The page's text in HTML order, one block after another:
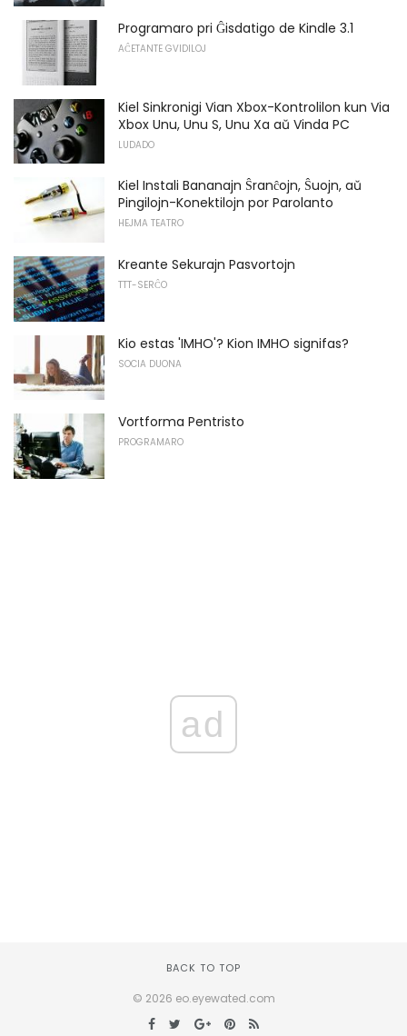
Programaro pri Ĝisdatigo de Kindle 3.1
AĈETANTE GVIDILOJ
Kiel Sinkronigi Vian Xbox-Kontrolilon kun Via
Xbox Unu, Unu S, Unu Xa aŭ Vinda PC
LUDADO
Kiel Instali Bananajn Ŝranĉojn, Ŝuojn, aŭ
Pingilojn-Konektilojn por Parolanto
HEJMA TEATRO
Kreante Sekurajn Pasvortojn
TTT-SERĈO
Kio estas 'IMHO'? Kion IMHO signifas?
SOCIA DUONA
Vortforma Pentristo
PROGRAMARO
ad
BACK TO TOP
© 2026 eo.eyewated.com